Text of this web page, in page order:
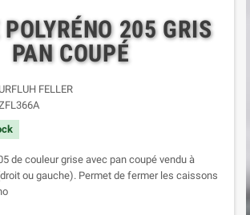
205 GRIS
PAN COUPÉ
FELLER
de couleur grise avec pan coupé vendu à
ou gauche). Permet de fermer les caissons